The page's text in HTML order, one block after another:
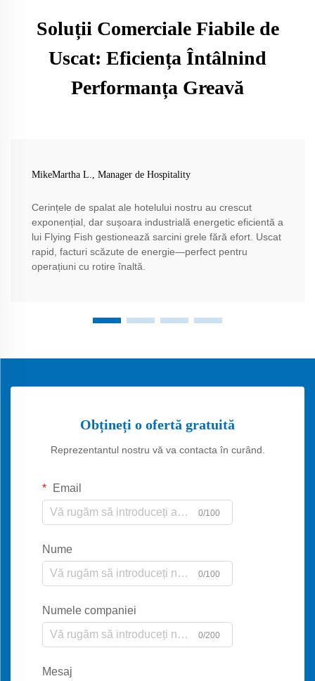
Soluții Comerciale Fiabile de
Uscat: Eficiența Întâlnind
Performanța Greavă
MikeMartha L., Manager de Hospitality
Cerințele de spalat ale hotelului nostru au crescut
exponențial, dar sușoara industrială energetic eficientă a
lui Flying Fish gestionează sarcini grele fără efort. Uscat
rapid, facturi scăzute de energie—perfect pentru
operațiuni cu rotire înaltă.
Obțineți o ofertă gratuită
Reprezentantul nostru vă va contacta în curând.
Email
0/100
Nume
0/100
Numele companiei
0/200
Mesaj